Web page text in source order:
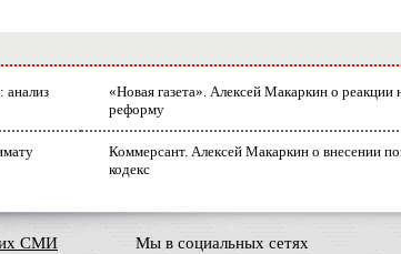
анализ
«Новая газета». Алексей Макаркин о
реформу
Коммерсант. Алексей Макаркин о внесении
кодекс
СМИ Мы в социальных сетях